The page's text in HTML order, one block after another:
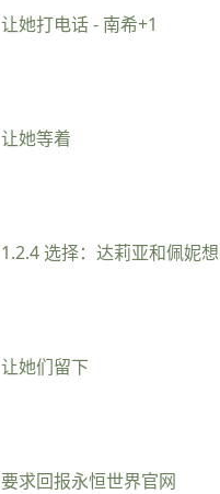
让她打电话 - 南希+1
让她等着
1.2.4 选择：达莉亚和佩妮
让她们留下
要求回报永恒世界官网